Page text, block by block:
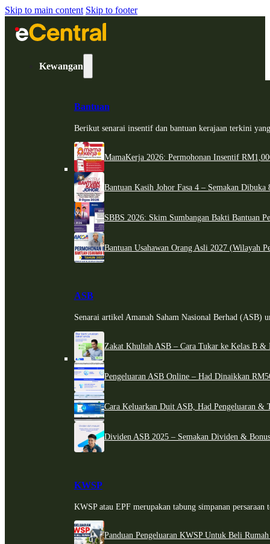
Skip to main content Skip to footer
Kewangan
Bantuan
Berikut senarai insentif dan bantuan kerajaan terkini
MamaKerja 2026: Permohonan Insentif
Bantuan Kasih Johor Fasa 4 – Semakan
SBBS 2026: Skim Sumbangan Bakti Bantuan
Bantuan Usahawan Orang Asli 2027 (Wilayah
ASB
Senarai artikel Amanah Saham Nasional Berhad (ASB)
Zakat Khultah ASB – Cara Tukar ke Kelas B &
Pengeluaran ASB Online – Had Dinaikkan
Cara Keluarkan Duit ASB, Had Pengeluaran &
Dividen ASB 2025 – Semakan Dividen &
KWSP
KWSP atau EPF merupakan tabung simpanan persaraan
Panduan Pengeluaran KWSP Untuk Beli